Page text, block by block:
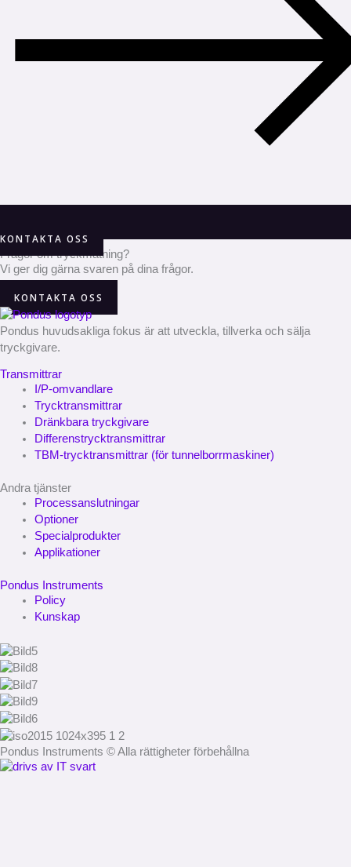
KONTAKTA OSS
Frågor om tryckmätning?
Vi ger dig gärna svaren på dina frågor.
KONTAKTA OSS
Pondus huvudsakliga fokus är att utveckla, tillverka och sälja
tryckgivare.
Transmittrar
I/P-omvandlare
Trycktransmittrar
Dränkbara tryckgivare
Differenstrycktransmittrar
TBM-trycktransmittrar (för tunnelborrmaskiner)
Andra tjänster
Processanslutningar
Optioner
Specialprodukter
Applikationer
Pondus Instruments
Policy
Kunskap
Pondus Instruments © Alla rättigheter förbehållna